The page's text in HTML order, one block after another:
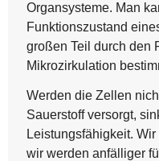
Organsysteme. Man
Funktionszustand
großen Teil durch den
Mikrozirkulation
Werden die Zellen
Sauerstoff versorgt,
Leistungsfähigkeit.
wir werden anfälliger